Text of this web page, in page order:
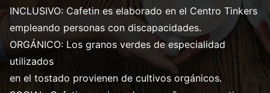
INCLUSIVO: Cafetin es elaborado en el Centro Tinkers
empleando personas con discapacidades.
ORGÁNICO: Los granos verdes de especialidad
utilizados
en el tostado provienen de cultivos orgánicos.